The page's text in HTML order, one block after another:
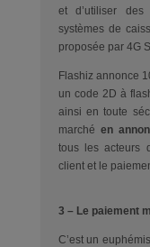
et d’utiliser
systèmes de
proposée par 4G
Flashiz annonce
un code 2D à
ainsi en toute
marché en
tous les acteurs
client et le
3 – Le paiement
C’est un